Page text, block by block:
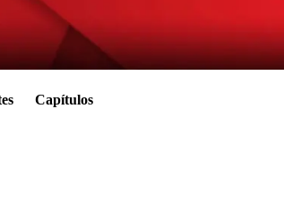
Capítulos